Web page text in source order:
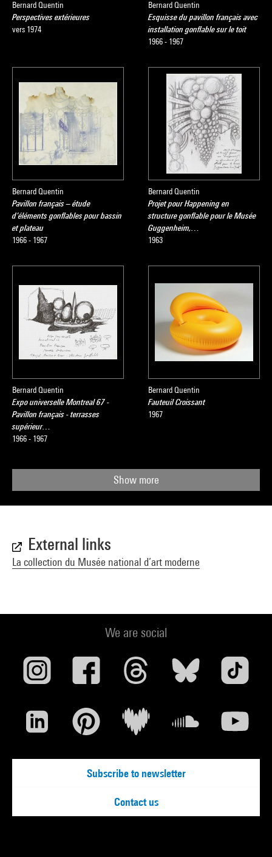
Bernard Quentin
Perspectives extérieures
vers 1974
Bernard Quentin
Esquisse du pavillon français avec
installation gonflable sur le toit
1966 - 1967
Bernard Quentin
Pavillon français – étude
d’éléments gonflables pour bassin
et plateau
1966 - 1967
Bernard Quentin
Projet pour Happening en
structure gonflable pour le Musée
Guggenheim,…
1963
Bernard Quentin
Expo universelle Montreal 67 -
Pavillon français - terrasses
supérieur…
1966 - 1967
Bernard Quentin
Fauteuil Croissant
1967
Show more
External links
La collection du Musée national d’art moderne
We are social
Subscribe to newsletter
Contact us